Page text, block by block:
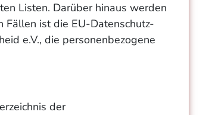
Listen. Darüber hinaus werden
ist die EU-Datenschutz-
e.V., die personenbezogene
der